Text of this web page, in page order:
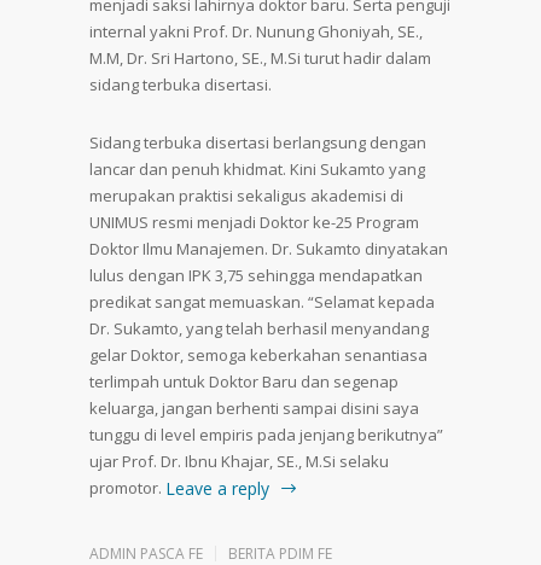
menjadi saksi lahirnya doktor baru. Serta penguji
internal yakni Prof. Dr. Nunung Ghoniyah, SE.,
M.M, Dr. Sri Hartono, SE., M.Si turut hadir dalam
sidang terbuka disertasi.
Sidang terbuka disertasi berlangsung dengan
lancar dan penuh khidmat. Kini Sukamto yang
merupakan praktisi sekaligus akademisi di
UNIMUS resmi menjadi Doktor ke-25 Program
Doktor Ilmu Manajemen. Dr. Sukamto dinyatakan
lulus dengan IPK 3,75 sehingga mendapatkan
predikat sangat memuaskan. “Selamat kepada
Dr. Sukamto, yang telah berhasil menyandang
gelar Doktor, semoga keberkahan senantiasa
terlimpah untuk Doktor Baru dan segenap
keluarga, jangan berhenti sampai disini saya
tunggu di level empiris pada jenjang berikutnya”
ujar Prof. Dr. Ibnu Khajar, SE., M.Si selaku
promotor. Leave a reply
ADMIN PASCA FE BERITA PDIM FE